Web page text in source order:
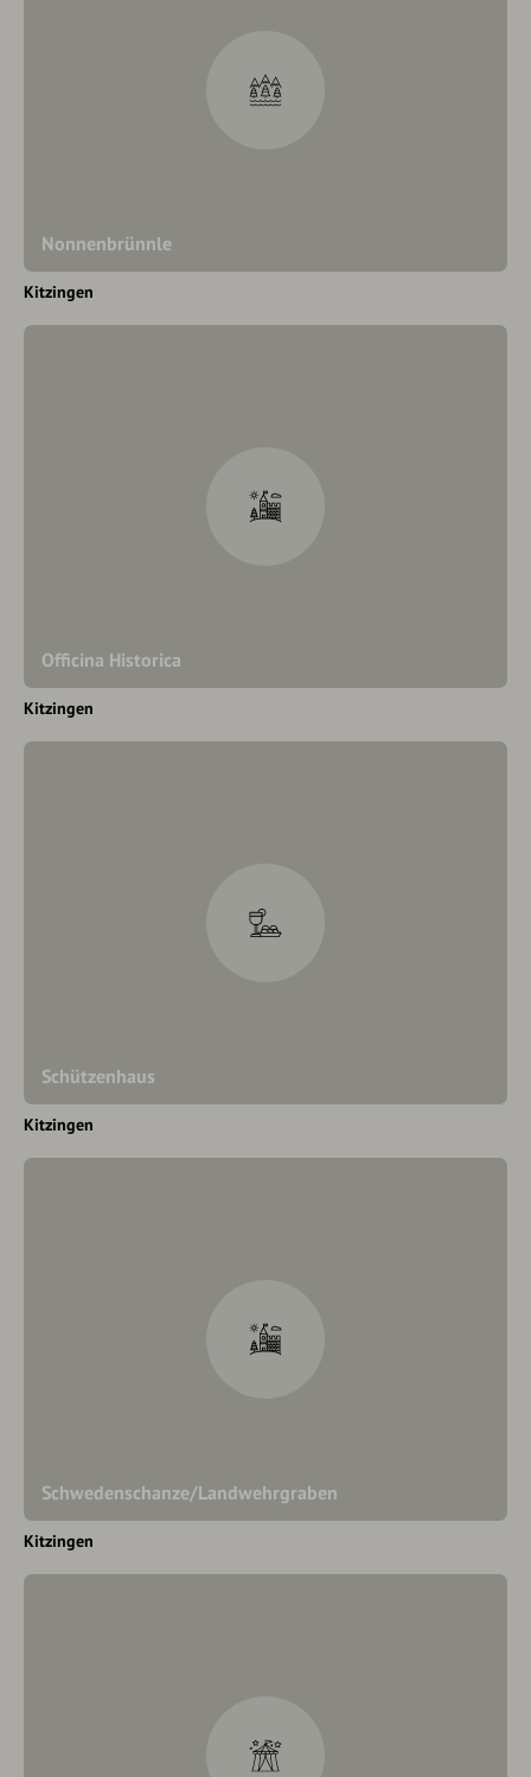
Nonnenbrünnle
Kitzingen
Officina Historica
Kitzingen
Schützenhaus
Kitzingen
Schwedenschanze/Landwehrgraben
Kitzingen